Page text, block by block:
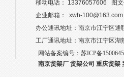
移动电话： 13376057606 图
企业邮箱： xwh-
办公通讯地址：南京市江宁区
工厂通讯地址：南京市江宁区湖
网站备案编号： 苏ICP备
南京货架厂 货架公司 重庆货架